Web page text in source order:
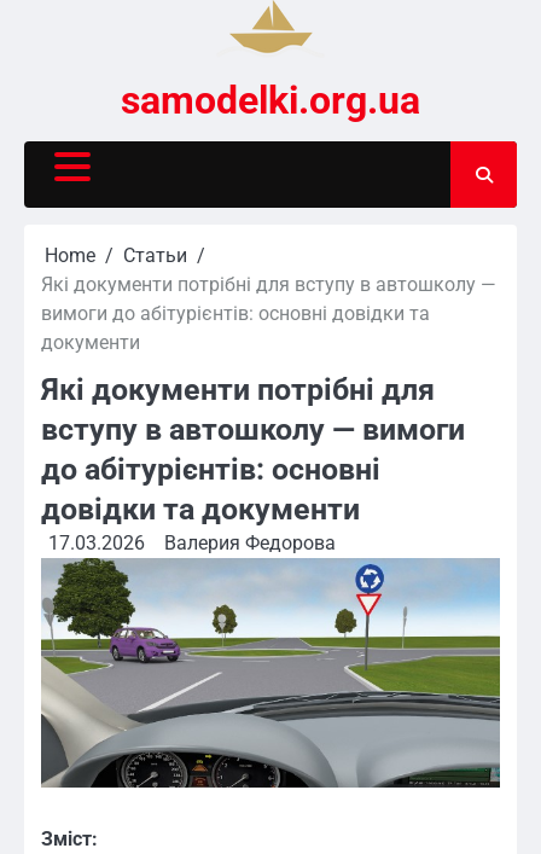
samodelki.org.ua
Home
Статьи
Які документи потрібні для вступу в автошколу —
вимоги до абітурієнтів: основні довідки та
документи
Які документи потрібні для
вступу в автошколу — вимоги
до абітурієнтів: основні
довідки та документи
17.03.2026 Валерия Федорова
Зміст: